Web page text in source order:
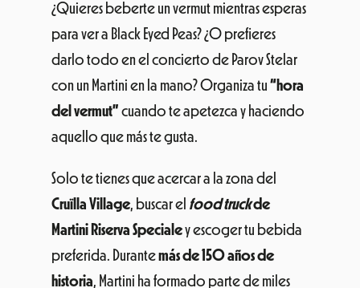
¿Quieres beberte un vermut mientras esperas
para ver a Black Eyed Peas? ¿O prefieres
darlo todo en el concierto de Parov Stelar
con un Martini en la mano? Organiza tu “hora
del vermut” cuando te apetezca y haciendo
aquello que más te gusta.
Solo te tienes que acercar a la zona del
Cruïlla Village, buscar el food truckde
Martini Riserva Specialey escoger tu bebida
preferida. Durantemás de 150 años de
historia, Martini ha formado parte de miles